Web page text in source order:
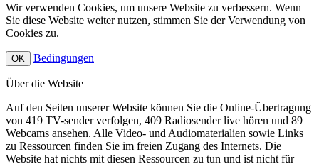
Wir verwenden Cookies, um unsere Website zu verbessern. Wenn
Sie diese Website weiter nutzen, stimmen Sie der Verwendung von
Cookies zu.
OK Bedingungen
Über die Website
Auf den Seiten unserer Website können Sie die Online-Übertragung
von 419 TV-sender verfolgen, 409 Radiosender live hören und 89
Webcams ansehen. Alle Video- und Audiomaterialien sowie Links
zu Ressourcen finden Sie im freien Zugang des Internets. Die
Website hat nichts mit diesen Ressourcen zu tun und ist nicht für